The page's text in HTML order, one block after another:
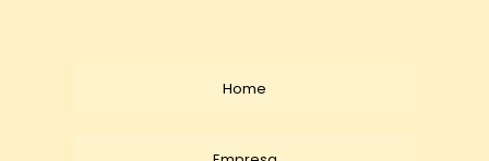
Home